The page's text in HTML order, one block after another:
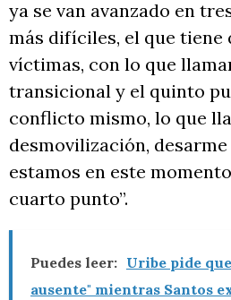
ya se van avanzado en
más difíciles, el que tiene
víctimas, con lo que
transicional y el quinto
conflicto mismo, lo que
desmovilización,
estamos en este
cuarto punto”.
Puedes leer: Uribe pide
ausente" mientras Santos